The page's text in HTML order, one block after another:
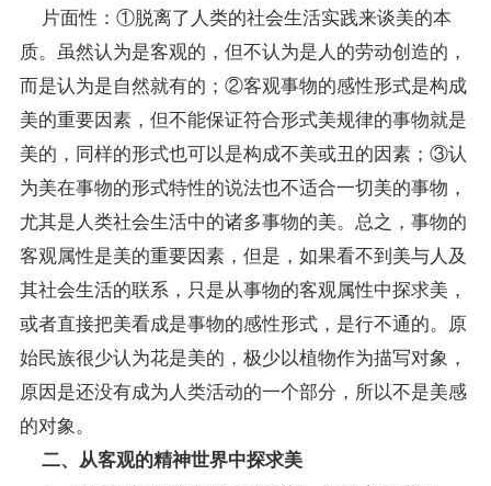
片面性：①脱离了人类的社会生活实践来谈美的本
质。虽然认为是客观的，但不认为是人的劳动创造的，
而是认为是自然就有的；②客观事物的感性形式是构成
美的重要因素，但不能保证符合形式美规律的事物就是
美的，同样的形式也可以是构成不美或丑的因素；③认
为美在事物的形式特性的说法也不适合一切美的事物，
尤其是人类社会生活中的诸多事物的美。总之，事物的
客观属性是美的重要因素，但是，如果看不到美与人及
其社会生活的联系，只是从事物的客观属性中探求美，
或者直接把美看成是事物的感性形式，是行不通的。原
始民族很少认为花是美的，极少以植物作为描写对象，
原因是还没有成为人类活动的一个部分，所以不是美感
的对象。
二、从客观的精神世界中探求美